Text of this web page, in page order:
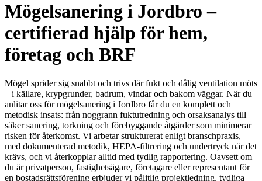
Mögelsanering i Jordbro –
certifierad hjälp för hem,
företag och BRF
Mögel sprider sig snabbt och trivs där fukt och dålig ventilation möts
– i källare, krypgrunder, badrum, vindar och bakom väggar. När du
anlitar oss för mögelsanering i Jordbro får du en komplett och
metodisk insats: från noggrann fuktutredning och orsaksanalys till
säker sanering, torkning och förebyggande åtgärder som minimerar
risken för återkomst. Vi arbetar strukturerat enligt branschpraxis,
med dokumenterad metodik, HEPA-filtrering och undertryck när det
krävs, och vi återkopplar alltid med tydlig rapportering. Oavsett om
du är privatperson, fastighetsägare, företagare eller representant för
en bostadsrättsförening erbjuder vi pålitlig projektledning, tydliga